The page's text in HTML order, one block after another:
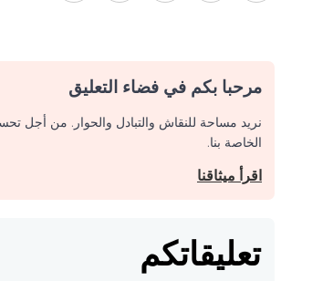
مرحبا بكم في فضاء التعليق
نريد مساحة للنقاش والتبادل والحوار. من أجل
الخاصة بنا.
اقرأ ميثاقنا
تعليقاتكم